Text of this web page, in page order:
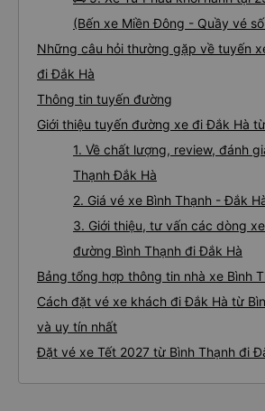
(Bến xe Miền Đông - Quầy vé
Những câu hỏi thường gặp về tuyến
đi Đắk Hà
Thông tin tuyến đường
Giới thiệu tuyến đường xe đi Đắk Hà
1. Về chất lượng, review, đánh
Thạnh Đắk Hà
2. Giá vé xe Bình Thạnh - Đắk
3. Giới thiệu, tư vấn các dòng
đường Bình Thạnh đi Đắk Hà
Bảng tổng hợp thông tin nhà xe Bình
Cách đặt vé xe khách đi Đắk Hà từ
và uy tín nhất
Đặt vé xe Tết 2027 từ Bình Thạnh đi